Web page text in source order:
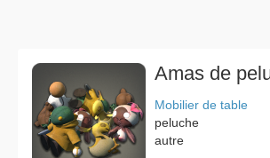
Amas de
Mobilier de table
peluche
autre